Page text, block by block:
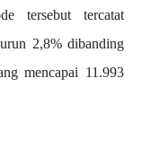
tersebut tercatat
2,8% dibanding
mencapai 11.993